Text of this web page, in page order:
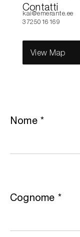
Contatti
kai@emerante.ee
3725016169
View Map
Nome*
Cognome *